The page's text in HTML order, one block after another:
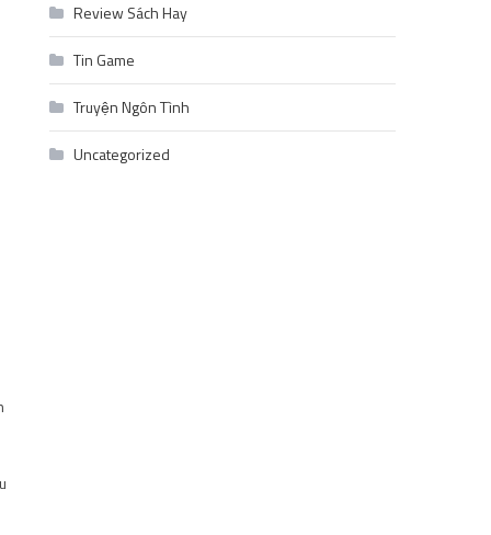
Review Sách Hay
Tin Game
Truyện Ngôn Tình
Uncategorized